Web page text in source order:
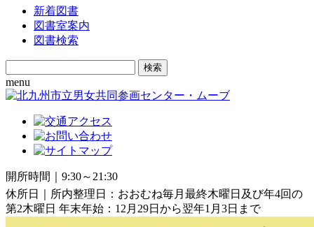
新着図書
図書室案内
図書検索
Search
for:
menu
開所時間｜9:30～21:30
休所日｜所内整理日：おおむね毎月最終木曜日及び年4回の
第2木曜日 年末年始：12月29日から翌年1月3日まで